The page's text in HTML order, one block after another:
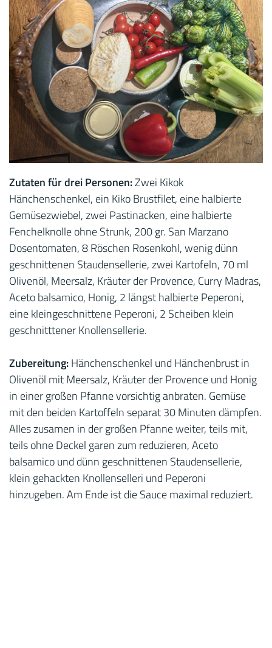
Zutaten für drei Personen:Zwei Kikok
Hänchenschenkel, ein Kiko Brustfilet, eine halbierte
Gemüsezwiebel, zwei Pastinacken, eine halbierte
Fenchelknolle ohne Strunk, 200 gr. San Marzano
Dosentomaten, 8 Röschen Rosenkohl, wenig dünn
geschnittenen Staudensellerie, zwei Kartofeln, 70 ml
Olivenöl, Meersalz, Kräuter der Provence, Curry Madras,
Aceto balsamico, Honig, 2 längst halbierte Peperoni,
eine kleingeschnittene Peperoni, 2 Scheiben klein
geschnitttener Knollensellerie.
Zubereitung:Hänchenschenkel und Hänchenbrust in
Olivenöl mit Meersalz, Kräuter der Provence und Honig
in einer großen Pfanne vorsichtig anbraten. Gemüse
mit den beiden Kartoffeln separat 30 Minuten dämpfen.
Alles zusamen in der großen Pfanne weiter, teils mit,
teils ohne Deckel garen zum reduzieren, Aceto
balsamico und dünn geschnittenen Staudensellerie,
klein gehackten Knollenselleri und Peperoni
hinzugeben. Am Ende ist die Sauce maximal reduziert.